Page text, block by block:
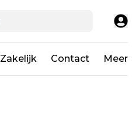
Zakelijk Contact Meer